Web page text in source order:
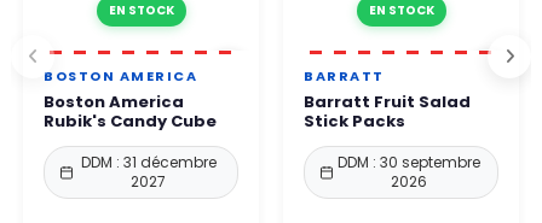
EN STOCK
BOSTON AMERICA
Boston America
Rubik's Candy Cube
DDM : 31 décembre
2027
EN STOCK
BARRATT
Barratt Fruit Salad
Stick Packs
DDM : 30 septembre
2026